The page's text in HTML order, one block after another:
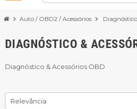
chevron_right Auto / OBD2 / Acessórios chevron_right
DIAGNÓSTICO &
Diagnóstico & Acessórios OBD
Relevância